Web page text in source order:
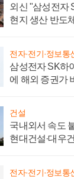
외신 "삼성전자
현지 생산 반도
전자·전기·정보통
삼성전자 SK하
에 해외 증권가
건설
국내외서 속도
현대건설·대우
전자·전기·정보통